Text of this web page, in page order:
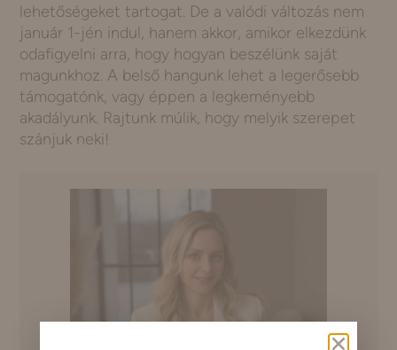
lehetőségeket tartogat. De a valódi változás nem
január 1-jén indul, hanem akkor, amikor elkezdünk
odafigyelni arra, hogy hogyan beszélünk saját
magunkhoz. A belső hangunk lehet a legerősebb
támogatónk, vagy éppen a legkeményebb
akadályunk. Rajtunk múlik, hogy melyik szerepet
szánjuk neki!